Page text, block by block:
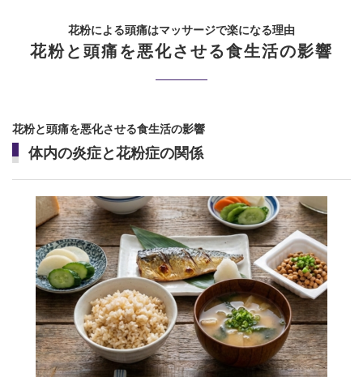
花粉による頭痛はマッサージで楽になる理由
花粉と頭痛を悪化させる食生活の影響
花粉と頭痛を悪化させる食生活の影響
体内の炎症と花粉症の関係